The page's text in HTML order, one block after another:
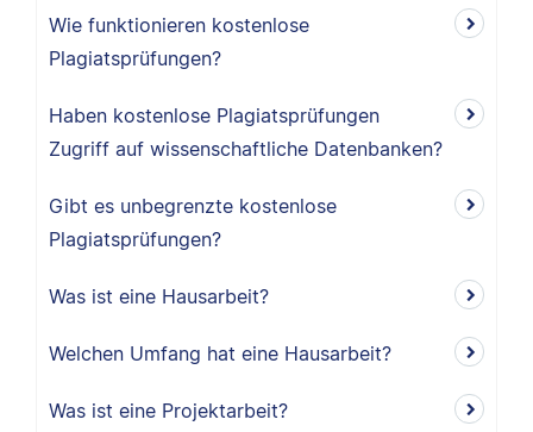
Wie funktionieren kostenlose
Plagiatsprüfungen?
Haben kostenlose Plagiatsprüfungen
Zugriff auf wissenschaftliche Datenbanken?
Gibt es unbegrenzte kostenlose
Plagiatsprüfungen?
Was ist eine Hausarbeit?
Welchen Umfang hat eine Hausarbeit?
Was ist eine Projektarbeit?